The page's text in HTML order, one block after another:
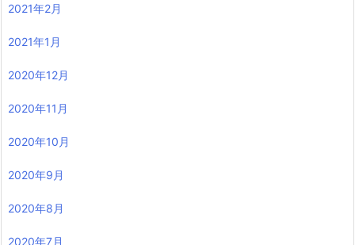
2021年2月
2021年1月
2020年12月
2020年11月
2020年10月
2020年9月
2020年8月
2020年7月